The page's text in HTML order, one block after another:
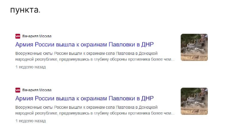
пункта.